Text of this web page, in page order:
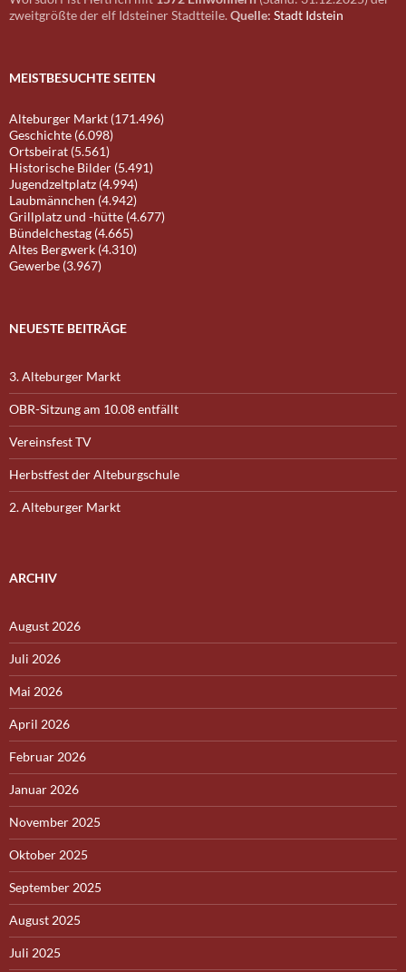
zweitgrößte der elf Idsteiner Stadtteile. Quelle: Stadt Idstein
MEISTBESUCHTE SEITEN
Alteburger Markt (171.496)
Geschichte (6.098)
Ortsbeirat (5.561)
Historische Bilder (5.491)
Jugendzeltplatz (4.994)
Laubmännchen (4.942)
Grillplatz und -hütte (4.677)
Bündelchestag (4.665)
Altes Bergwerk (4.310)
Gewerbe (3.967)
NEUESTE BEITRÄGE
3. Alteburger Markt
OBR-Sitzung am 10.08 entfällt
Vereinsfest TV
Herbstfest der Alteburgschule
2. Alteburger Markt
ARCHIV
August 2026
Juli 2026
Mai 2026
April 2026
Februar 2026
Januar 2026
November 2025
Oktober 2025
September 2025
August 2025
Juli 2025